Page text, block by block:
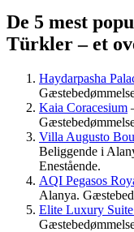
De 5 mest
Türkler – et
Haydarpasha
Kaia Coracesium
Villa Augusto
Beliggende i
Enestående.
AQI Pegasos
Alanya.
Elite Luxury